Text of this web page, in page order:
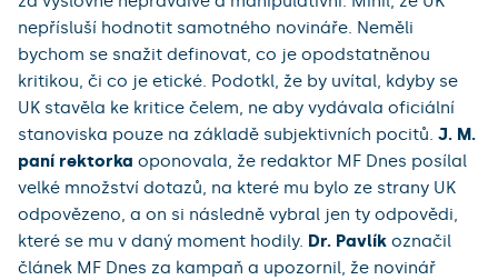
nepřísluší hodnotit samotného novináře. Neměli
bychom se snažit definovat, co je opodstatněnou
kritikou, či co je etické. Podotkl, že by uvítal, kdyby se
UK stavěla ke kritice čelem, ne aby vydávala oficiální
stanoviska pouze na základě subjektivních pocitů. J. M.
paní rektorka oponovala, že redaktor MF Dnes posílal
velké množství dotazů, na které mu bylo ze strany UK
odpovězeno, a on si následně vybral jen ty odpovědi,
které se mu v daný moment hodily. Dr. Pavlík označil
článek MF Dnes za kampaň a upozornil, že novinář